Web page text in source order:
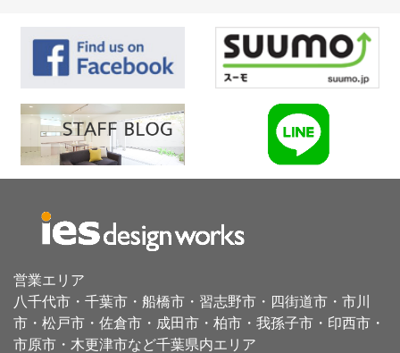
営業エリア
八千代市・千葉市・船橋市・習志野市・四街道市・ 市川
市・松戸市・佐倉市・成田市・ 柏市・我孫子市・印西市・
市原市・木更津市など千葉県内エリア